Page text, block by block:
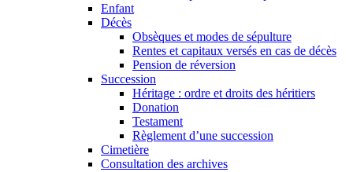
Enfant
Décès
Obsèques et modes de sépulture
Rentes et capitaux versés en cas de décès
Pension de réversion
Succession
Héritage : ordre et droits des héritiers
Donation
Testament
Règlement d’une succession
Cimetière
Consultation des archives